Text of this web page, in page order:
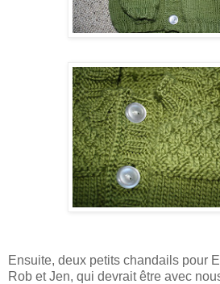
Ensuite, deux petits chandails pour
Rob et Jen, qui devrait être avec